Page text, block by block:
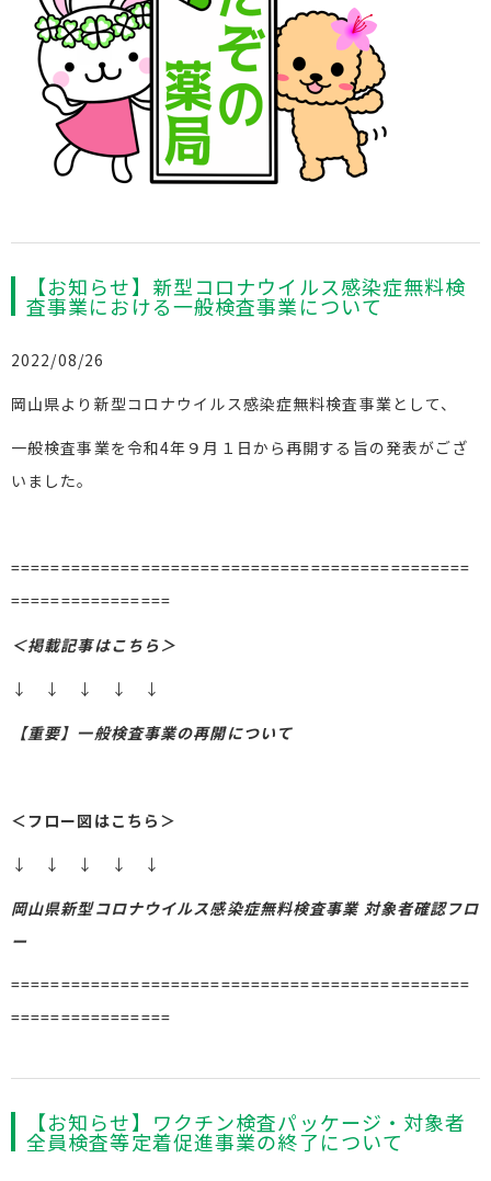
【お知らせ】新型コロナウイルス感染症無料検
査事業における一般検査事業について
2022/08/26
岡山県より新型コロナウイルス感染症無料検査事業として、
一般検査事業を令和4年９月１日から再開する旨の発表がござ
いました。
==============================================
================
＜掲載記事はこちら＞
↓ ↓ ↓ ↓ ↓
【重要】一般検査事業の再開について
＜フロー図はこちら＞
↓ ↓ ↓ ↓ ↓
岡山県新型コロナウイルス感染症無料検査事業 対象者確認フロ
ー
==============================================
================
【お知らせ】ワクチン検査パッケージ・対象者
全員検査等定着促進事業の終了について